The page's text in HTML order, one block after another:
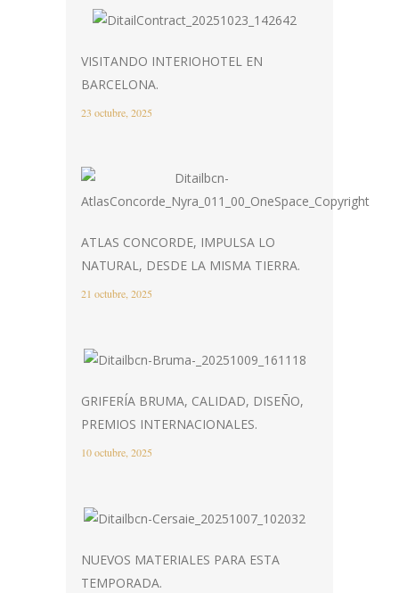
VISITANDO INTERIOHOTEL EN
BARCELONA.
23 octubre, 2025
ATLAS CONCORDE, IMPULSA LO
NATURAL, DESDE LA MISMA TIERRA.
21 octubre, 2025
GRIFERÍA BRUMA, CALIDAD, DISEÑO,
PREMIOS INTERNACIONALES.
10 octubre, 2025
NUEVOS MATERIALES PARA ESTA
TEMPORADA.